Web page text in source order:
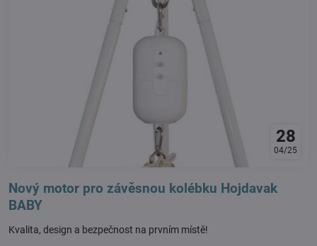
28
04/25
Nový motor pro závěsnou kolébku Hojdavak
BABY
Kvalita, design a bezpečnost na prvním místě!